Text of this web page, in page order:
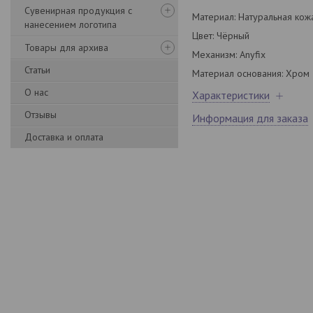
Сувенирная продукция с
нанесением логотипа
Товары для архива
Статьи
О нас
Отзывы
Доставка и оплата
Материал: Натуральная
Цвет: Чёрный
Механизм: Anyfix
Материал основания: Хром
Характеристики
Информация для заказа